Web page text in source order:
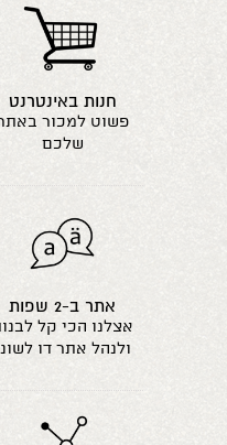
חנות באינטרנט
פשוט למכור
שלכם
אתר ב-2 שפות
אצלנו הכי קל
ולנהל אתר דו